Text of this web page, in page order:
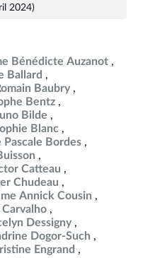
2024)
Bénédicte Auzanot
Ballard
Baubry
Bentz
Bilde
Blanc
Pascale Bordes
Catteau
Chudeau
Annick Cousin
Dessigny
Dogor-Such
Engrand